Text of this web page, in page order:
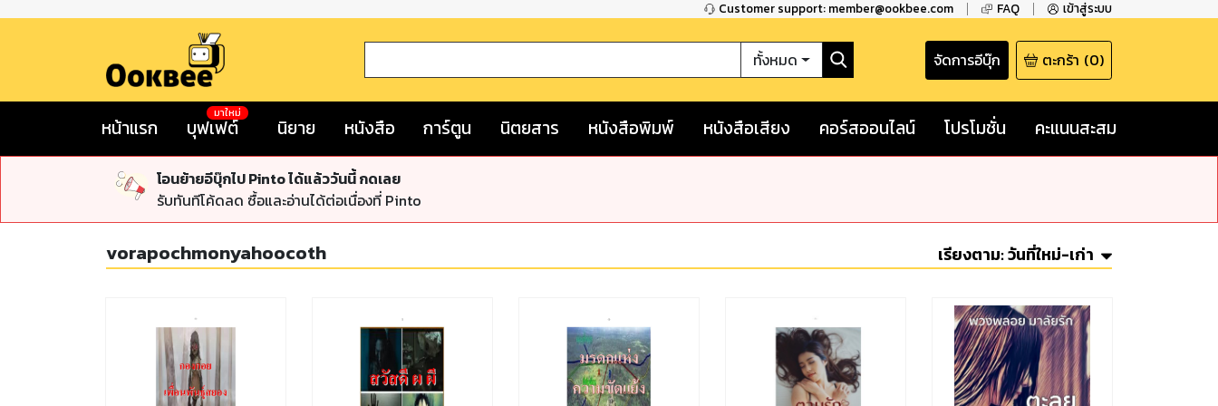
Customer support: member@ookbee.com FAQ เข้าสู่ระบบ
ทั้งหมด จัดการอีบุ๊ก ตะกร้า (0)
หน้าแรก บุฟเฟต์
มาใหม่
นิยาย หนังสือ การ์ตูน นิตยสาร หนังสือพิมพ์ หนังสือเสียง คอร์สออนไลน์ โปรโมชั่น คะแนนสะสม
โอนย้ายอีบุ๊กไป Pinto ได้แล้ววันนี้ กดเลย
รับทันทีโค้ดลด ซื้อและอ่านได้ต่อเนื่องที่ Pinto
vorapochmonyahoocoth เรียงตาม:วันที่ใหม่-เก่า